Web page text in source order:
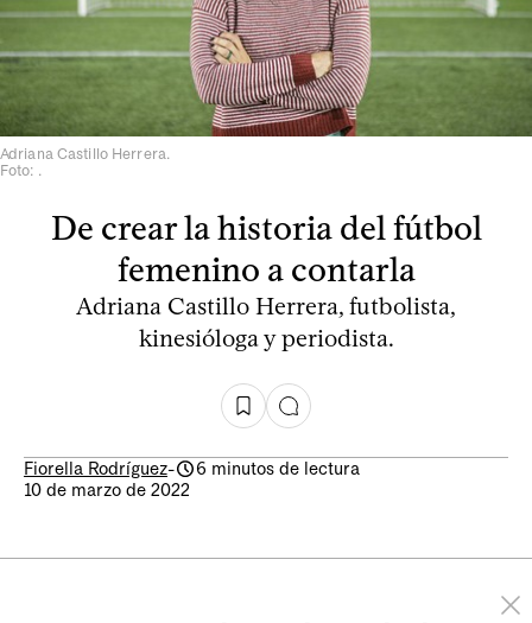
Adriana Castillo Herrera.
Foto: .
De crear la historia del fútbol
femenino a contarla
Adriana Castillo Herrera, futbolista,
kinesióloga y periodista.
Fiorella Rodríguez-
6 minutos de lectura
10 de marzo de 2022